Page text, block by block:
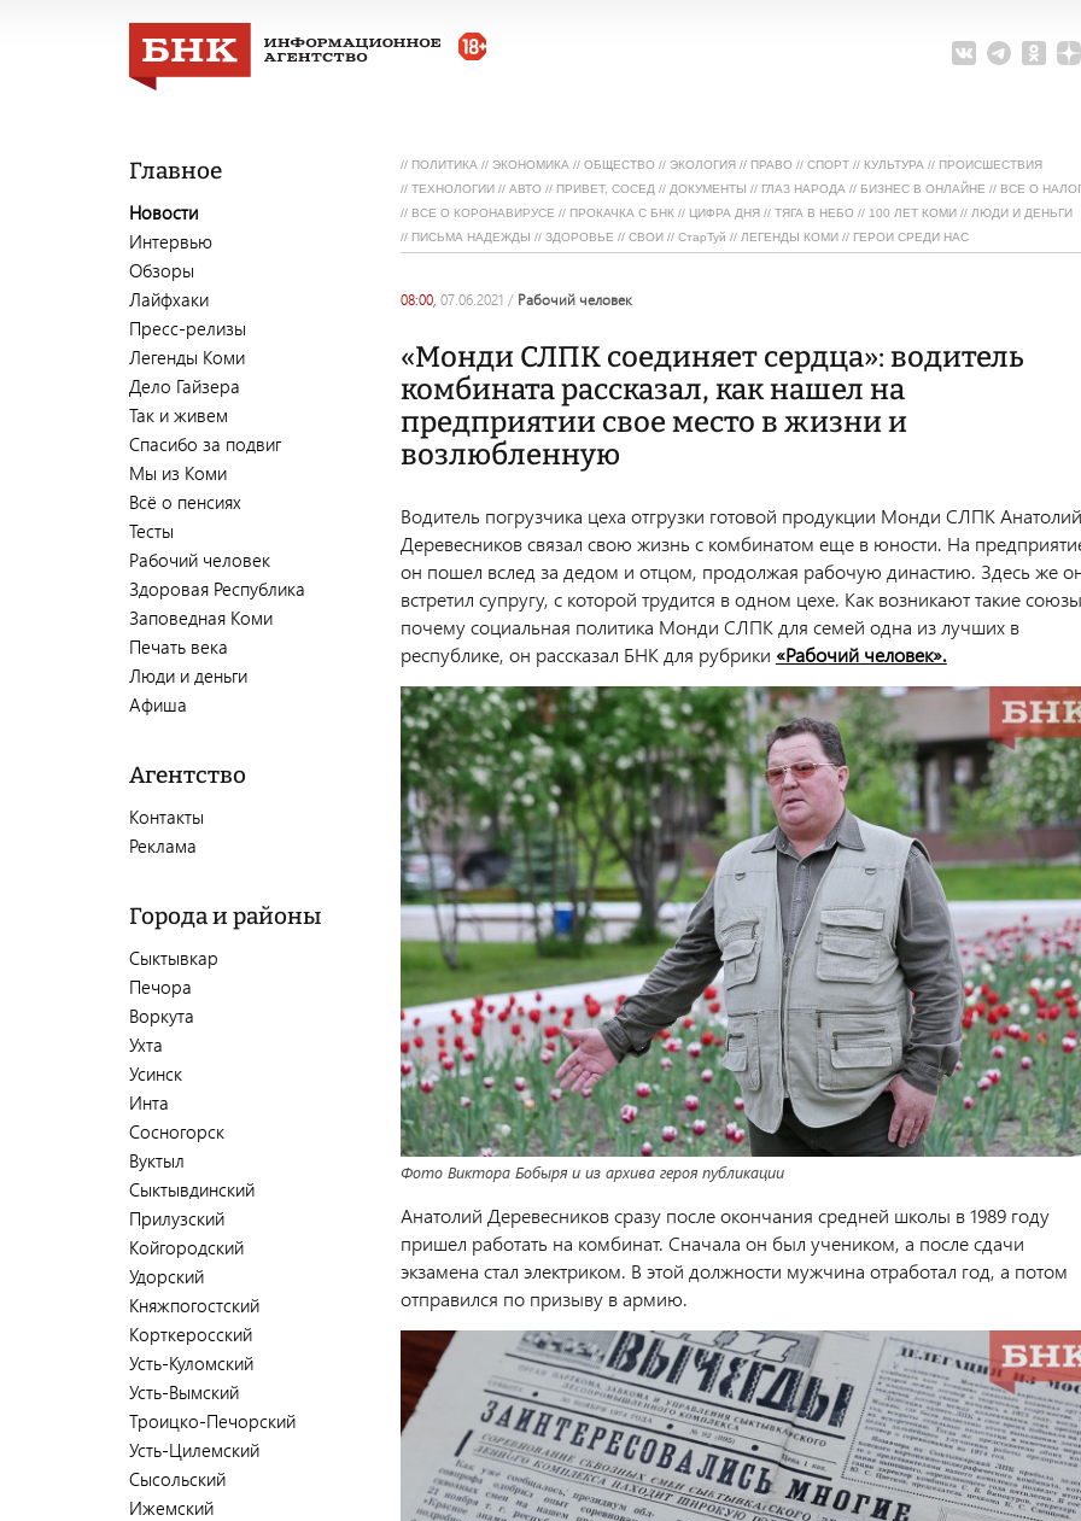
Главное
Новости
Интервью
Обзоры
Лайфхаки
Пресс-релизы
Легенды Коми
Дело Гайзера
Так и живем
Спасибо за подвиг
Мы из Коми
Всё о пенсиях
Тесты
Рабочий человек
Здоровая Республика
Заповедная Коми
Печать века
Люди и деньги
Афиша
Агентство
Контакты
Реклама
Города и районы
Сыктывкар
Печора
Воркута
Ухта
Усинск
Инта
Сосногорск
Вуктыл
Сыктывдинский
Прилузский
Койгородский
Удорский
Княжпогостский
Корткеросский
Усть-Куломский
Усть-Вымский
Троицко-Печорский
Усть-Цилемский
Сысольский
Ижемский
// ПОЛИТИКА // ЭКОНОМИКА // ОБЩЕСТВО // ЭКОЛОГИЯ // ПРАВО // СПОРТ // КУЛЬТУРА // ПРОИСШЕСТВИЯ
// ТЕХНОЛОГИИ // АВТО // ПРИВЕТ, СОСЕД // ДОКУМЕНТЫ // ГЛАЗ НАРОДА // БИЗНЕС В ОНЛАЙНЕ // ВСЕ О
// ВСЕ О КОРОНАВИРУСЕ // ПРОКАЧКА С БНК // ЦИФРА ДНЯ // ТЯГА В НЕБО // 100 ЛЕТ КОМИ // ЛЮДИ И ДЕНЬГИ
// ПИСЬМА НАДЕЖДЫ // ЗДОРОВЬЕ // СВОИ // СтарТуй // ЛЕГЕНДЫ КОМИ // ГЕРОИ СРЕДИ НАС
08:00, 07.06.2021 / рабочий человек
«Монди СЛПК соединяет сердца»: водитель
комбината рассказал, как нашел на
предприятии свое место в жизни и
возлюбленную
Водитель погрузчика цеха отгрузки готовой продукции Монди СЛПК Анатолий
Деревесников связал свою жизнь с комбинатом еще в юности. На
он пошел вслед за дедом и отцом, продолжая рабочую династию. Здесь же
встретил супругу, с которой трудится в одном цехе. Как возникают такие
почему социальная политика Монди СЛПК для семей одна из лучших в
республике, он рассказал БНК для рубрики «Рабочий человек».
Фото Виктора Бобыря и из архива героя публикации
Анатолий Деревесников сразу после окончания средней школы в 1989 году
пришел работать на комбинат. Сначала он был учеником, а после сдачи
экзамена стал электриком. В этой должности мужчина отработал год, а потом
отправился по призыву в армию.